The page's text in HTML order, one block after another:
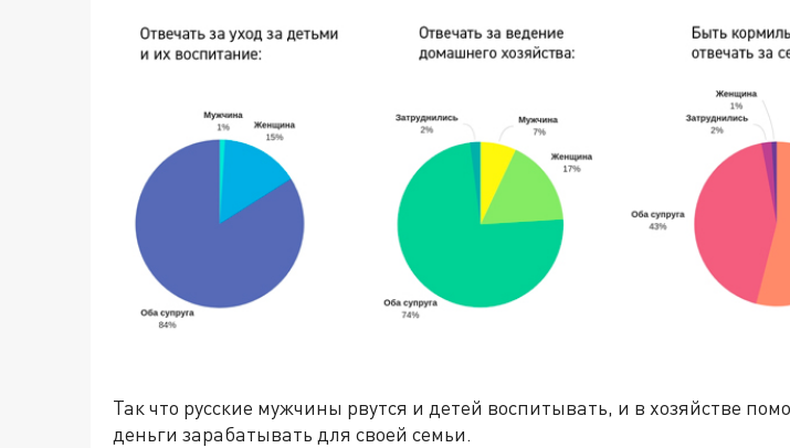
Так что русские мужчины рвутся и детей воспитывать, и в хозяйстве
деньги зарабатывать для своей семьи.